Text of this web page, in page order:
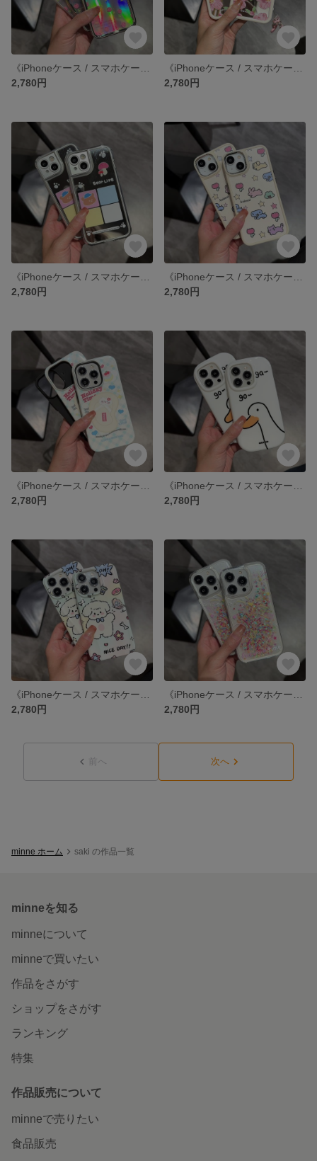
2,780円
2,780円
2,780円
2,780円
2,780円
2,780円
2,780円
2,780円
前へ 次へ
minne ホーム saki の作品一覧
minneを知る
minneについて
minneで買いたい
作品をさがす
ショップをさがす
ランキング
特集
作品販売について
minneで売りたい
食品販売